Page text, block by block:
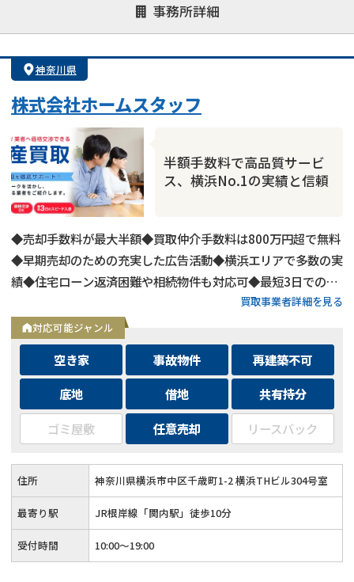
事務所詳細
1億円以上の買取可
神奈川県
株式会社ホームスタッフ
半額手数料で高品質サービ
ス、横浜No.1の実績と信頼
◆売却手数料が最大半額◆買取仲介手数料は800万円超で無料
◆早期売却のための充実した広告活動◆横浜エリアで多数の実
績◆住宅ローン返済困難や相続物件も対応可◆最短3日での売
却も可能◆プロフェッショナルによる徹底サポート買取事業者詳細を見る
対応可能ジャンル
空き家 事故物件
再建築不可
底地
借地
共有持分
ゴミ屋敷
任意売却 リースバック
住所 神奈川県横浜市中区千歳町1-2 横浜THビル304号室
最寄り駅 JR根岸線「関内駅」徒歩10分
受付時間 10:00～19:00